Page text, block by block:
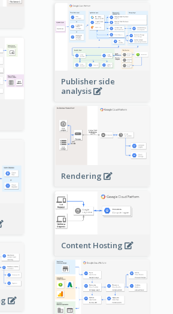
Publisher side
analysis
Rendering
Content Hosting